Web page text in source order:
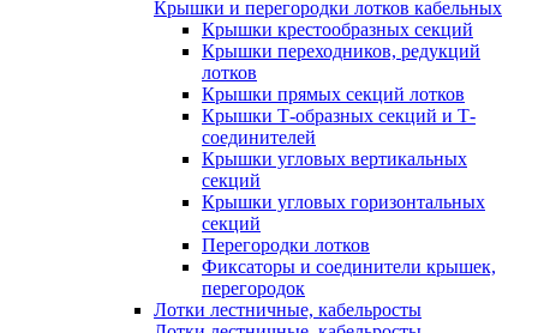
Крышки и перегородки лотков кабельных
Крышки крестообразных секций
Крышки переходников, редукций
лотков
Крышки прямых секций лотков
Крышки Т-образных секций и Т-
соединителей
Крышки угловых вертикальных
секций
Крышки угловых горизонтальных
секций
Перегородки лотков
Фиксаторы и соединители крышек,
перегородок
Лотки лестничные, кабельросты